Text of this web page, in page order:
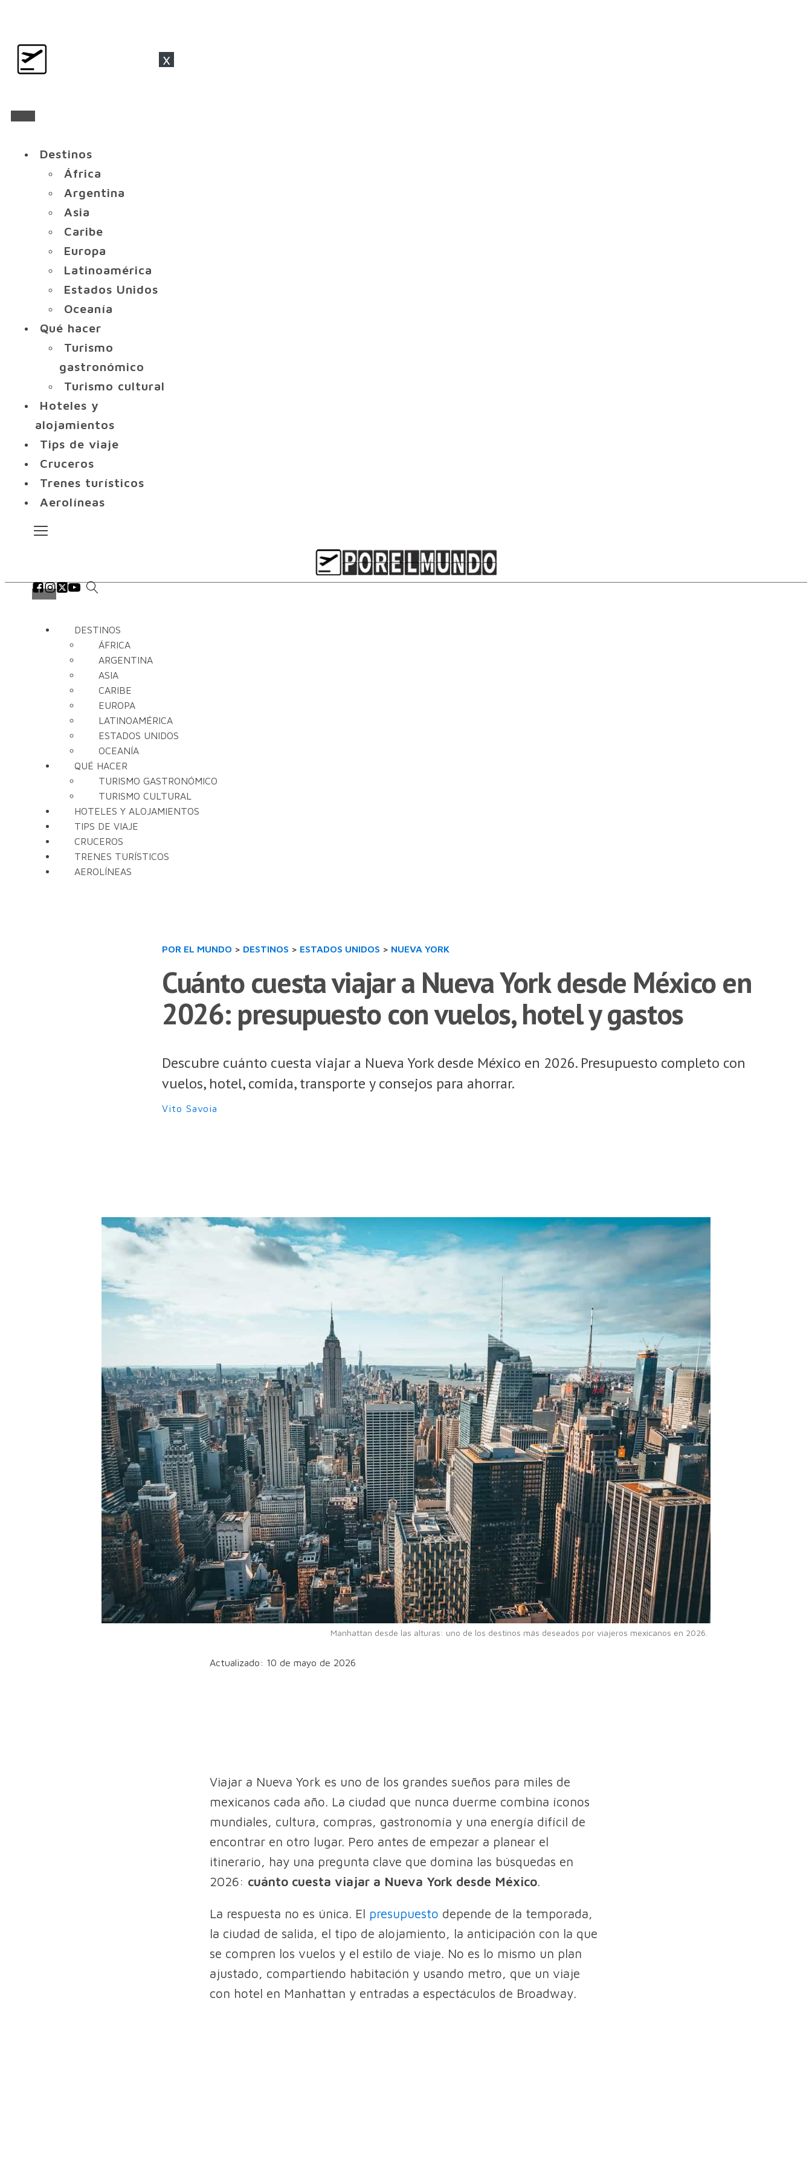
x
Destinos
África
Argentina
Asia
Caribe
Europa
Latinoamérica
Estados Unidos
Oceanía
Qué hacer
Turismo
gastronómico
Turismo cultural
Hoteles y
alojamientos
Tips de viaje
Cruceros
Trenes turísticos
Aerolíneas
DESTINOS
ÁFRICA
ARGENTINA
ASIA
CARIBE
EUROPA
LATINOAMÉRICA
ESTADOS UNIDOS
OCEANÍA
QUÉ HACER
TURISMO GASTRONÓMICO
TURISMO CULTURAL
HOTELES Y ALOJAMIENTOS
TIPS DE VIAJE
CRUCEROS
TRENES TURÍSTICOS
AEROLÍNEAS
POR EL MUNDO > DESTINOS > ESTADOS UNIDOS > NUEVA YORK
Cuánto cuesta viajar a Nueva York desde México en
2026: presupuesto con vuelos, hotel y gastos
Descubre cuánto cuesta viajar a Nueva York desde México en 2026. Presupuesto completo con
vuelos, hotel, comida, transporte y consejos para ahorrar.
Vito Savoia
Manhattan desde las alturas: uno de los destinos más deseados por viajeros mexicanos en 2026.
Actualizado: 10 de mayo de 2026
Viajar a Nueva York es uno de los grandes sueños para miles de
mexicanos cada año. La ciudad que nunca duerme combina íconos
mundiales, cultura, compras, gastronomía y una energía difícil de
encontrar en otro lugar. Pero antes de empezar a planear el
itinerario, hay una pregunta clave que domina las búsquedas en
2026: cuánto cuesta viajar a Nueva York desde México.
La respuesta no es única. El presupuesto depende de la temporada,
la ciudad de salida, el tipo de alojamiento, la anticipación con la que
se compren los vuelos y el estilo de viaje. No es lo mismo un plan
ajustado, compartiendo habitación y usando metro, que un viaje
con hotel en Manhattan y entradas a espectáculos de Broadway.